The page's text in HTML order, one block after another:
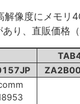
像度にメモリ
り、直販価格